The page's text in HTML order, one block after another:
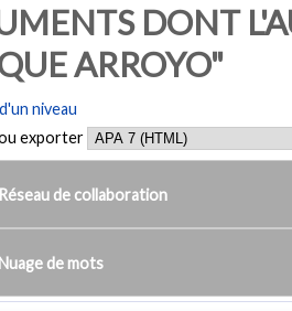
DONT
ARROYO"
niveau
exporter
Réseau de collaboration
Nuage de mots